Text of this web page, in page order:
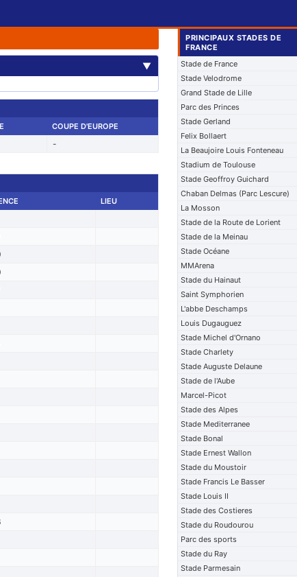
▼
COUPE D'EUROPE
-
LIEU
PRINCIPAUX STADES DE
FRANCE
Stade de France
Stade Velodrome
Grand Stade de Lille
Parc des Princes
Stade Gerland
Felix Bollaert
La Beaujoire Louis Fonteneau
Stadium de Toulouse
Stade Geoffroy Guichard
Chaban Delmas (Parc Lescure)
La Mosson
Stade de la Route de Lorient
Stade de la Meinau
Stade Océane
MMArena
Stade du Hainaut
Saint Symphorien
L'abbe Deschamps
Louis Dugauguez
Stade Michel d'Ornano
Stade Charlety
Stade Auguste Delaune
Stade de l'Aube
Marcel-Picot
Stade des Alpes
Stade Mediterranee
Stade Bonal
Stade Ernest Wallon
Stade du Moustoir
Stade Francis Le Basser
Stade Louis II
Stade des Costieres
Stade du Roudourou
Parc des sports
Stade du Ray
Stade Parmesain